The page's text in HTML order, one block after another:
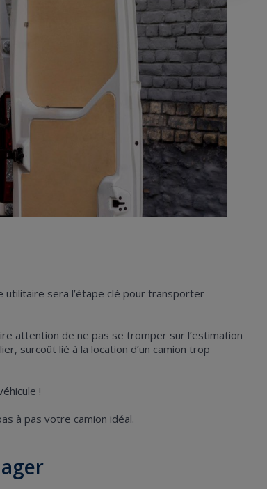
utilitaire sera l’étape clé pour transporter
attention de ne pas se tromper sur l’estimation
surcoût lié à la location d’un camion trop
!
à pas votre camion idéal.